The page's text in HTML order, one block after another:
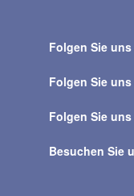
alle
Folgen Sie
Folgen Sie
Folgen Sie
Besuchen Sie